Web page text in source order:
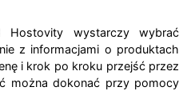
wystarczy wybrać
z informacjami o produktach
i krok po kroku przejść przez
można dokonać przy pomocy